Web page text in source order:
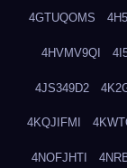
4GTUQOMS
4HVMV9QI
4JS349D2
4KQJIFMI
4NOFJHTI